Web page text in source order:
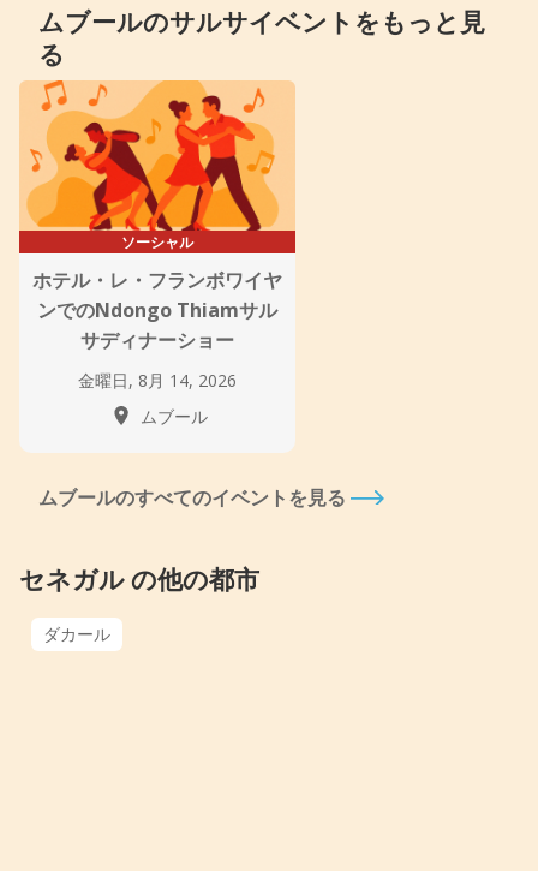
ムブールのサルサイベントをもっと見
る
ソーシャル
ホテル・レ・フランボワイヤ
ンでのNdongo Thiamサル
サディナーショー
金曜日, 8月 14, 2026
ムブール
ムブールのすべてのイベントを見る
セネガル の他の都市
ダカール